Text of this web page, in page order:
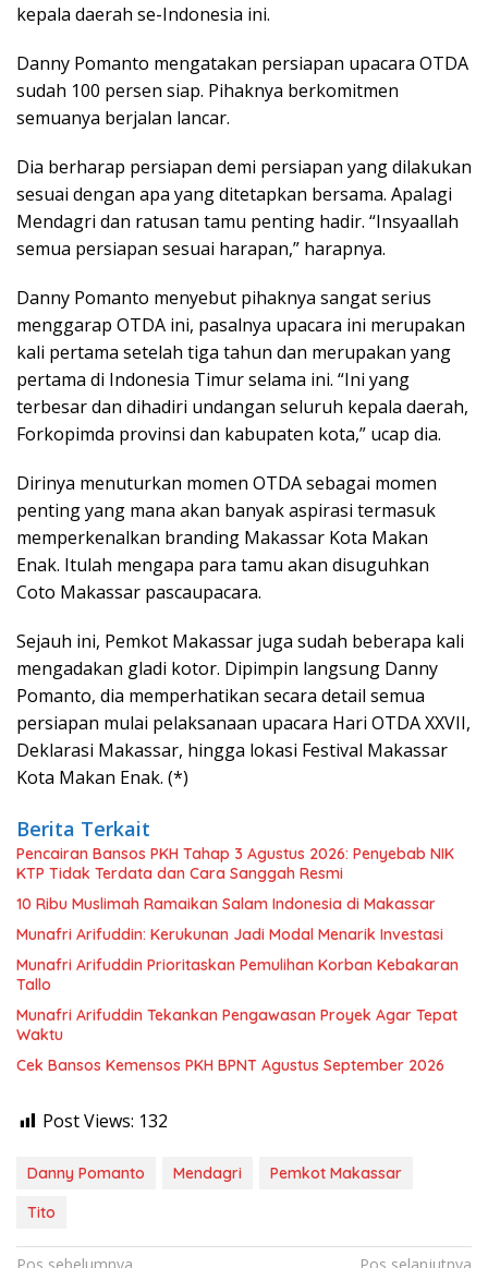
kepala daerah se-Indonesia ini.
Danny Pomanto mengatakan persiapan upacara OTDA
sudah 100 persen siap. Pihaknya berkomitmen
semuanya berjalan lancar.
Dia berharap persiapan demi persiapan yang dilakukan
sesuai dengan apa yang ditetapkan bersama. Apalagi
Mendagri dan ratusan tamu penting hadir. “Insyaallah
semua persiapan sesuai harapan,” harapnya.
Danny Pomanto menyebut pihaknya sangat serius
menggarap OTDA ini, pasalnya upacara ini merupakan
kali pertama setelah tiga tahun dan merupakan yang
pertama di Indonesia Timur selama ini. “Ini yang
terbesar dan dihadiri undangan seluruh kepala daerah,
Forkopimda provinsi dan kabupaten kota,” ucap dia.
Dirinya menuturkan momen OTDA sebagai momen
penting yang mana akan banyak aspirasi termasuk
memperkenalkan branding Makassar Kota Makan
Enak. Itulah mengapa para tamu akan disuguhkan
Coto Makassar pascaupacara.
Sejauh ini, Pemkot Makassar juga sudah beberapa kali
mengadakan gladi kotor. Dipimpin langsung Danny
Pomanto, dia memperhatikan secara detail semua
persiapan mulai pelaksanaan upacara Hari OTDA XXVII,
Deklarasi Makassar, hingga lokasi Festival Makassar
Kota Makan Enak. (*)
Berita Terkait
Pencairan Bansos PKH Tahap 3 Agustus 2026: Penyebab NIK
KTP Tidak Terdata dan Cara Sanggah Resmi
10 Ribu Muslimah Ramaikan Salam Indonesia di Makassar
Munafri Arifuddin: Kerukunan Jadi Modal Menarik Investasi
Munafri Arifuddin Prioritaskan Pemulihan Korban Kebakaran
Tallo
Munafri Arifuddin Tekankan Pengawasan Proyek Agar Tepat
Waktu
Cek Bansos Kemensos PKH BPNT Agustus September 2026
Post Views: 132
Danny Pomanto Mendagri
Pemkot Makassar
Tito